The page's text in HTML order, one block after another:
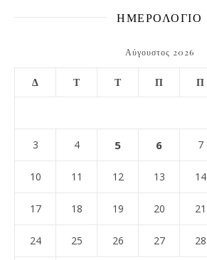
ΗΜΕΡΟΛΟΓΙΟ
Αύγουστος 2026
Δ Τ Τ Π Π
3 4 5 6 7
10 11 12 13 14
17 18 19 20 21
24 25 26 27 28